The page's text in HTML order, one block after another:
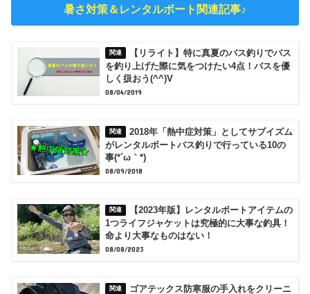
暑さ対策＆レンタルボート関連記事♪
【リライト】特に真夏のバス釣りでバス
を釣り上げた際に気をつけたい4点！バスを優
しく扱おう(^^)V
08/04/2019
2018年「熱中症対策」としてサブイズム
がレンタルボートバス釣りで行っている10の
事(*´ω｀*)
08/09/2018
【2023年版】レンタルボートアイテムの
1つライフジャケットは究極的に大事な釣具！
命より大事なものはない！
08/08/2023
ゴアテックス防寒服の手入れをクリーニ